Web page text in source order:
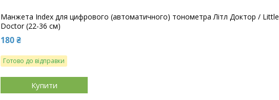
Манжета Index для цифрового (автоматичного) тонометра Літл Доктор / Little
Doctor (22-36 см)
180 ₴
Готово до відправки
Купити